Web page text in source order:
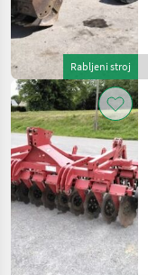
Rabljeni stroj